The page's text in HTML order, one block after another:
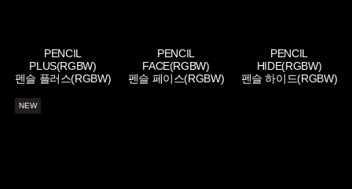
PENCIL
PLUS(RGBW)
펜슬 플러스(RGBW)
PENCIL
FACE(RGBW)
펜슬 페이스(RGBW)
PENCIL
HIDE(RGBW)
펜슬 하이드(RGBW)
NEW